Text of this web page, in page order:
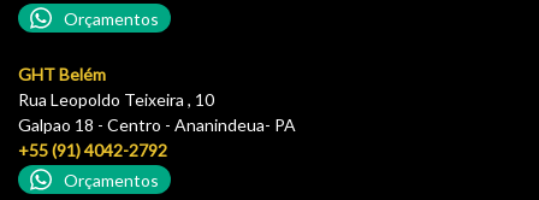
Orçamentos
GHT Belém
Rua Leopoldo Teixeira , 10
Galpao 18 - Centro - Ananindeua- PA
+55 (91) 4042-2792
Orçamentos